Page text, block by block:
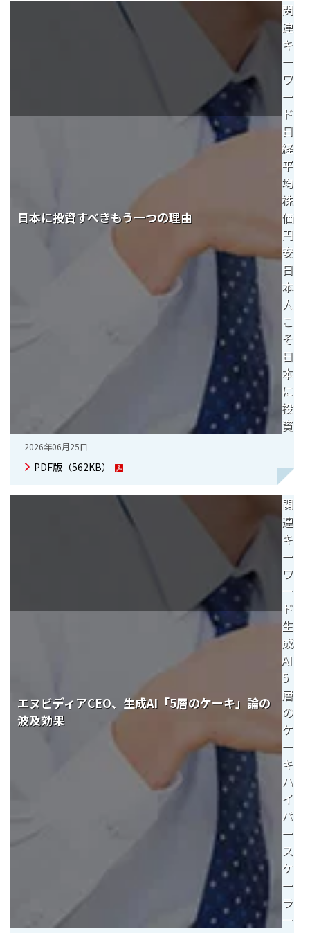
日本に投資すべきもう一つの理由
関
連
キ
ー
ワ
ー
ド
日
経
平
均
株
価
円
安
日
本
人
こ
そ
日
本
に
投
資
2026年06月25日
PDF版（562KB）
エヌビディアCEO、生成AI「5層のケーキ」論の
波及効果
関
連
キ
ー
ワ
ー
ド
生
成
AI
5
層
の
ケ
ー
キ
ハ
イ
パ
ー
ス
ケ
ー
ラ
ー